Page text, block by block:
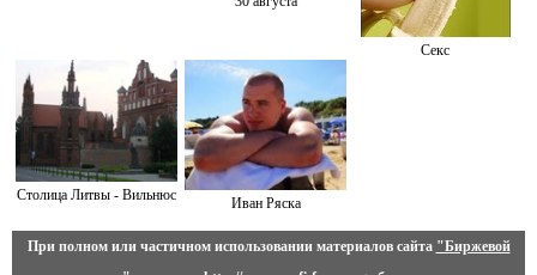
Секс
Столица Литвы - Вильнюс
Иван Ряска
При полном или частичном использовании материалов сайта "Биржевой